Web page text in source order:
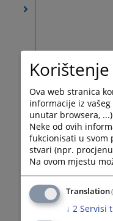
Ova web stranica
informacije iz
unutar browsera,
Neke od ovih
fukcionisati u svom
stvari (npr.
Na ovom mjestu
Translation
↓ 2 Servisi